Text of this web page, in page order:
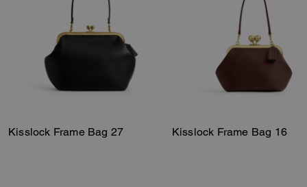
organiser vos essentiels, ainsi
qu’une bandoulière amovible.
Kisslock Frame Bag 27 Kisslock Frame Bag 16